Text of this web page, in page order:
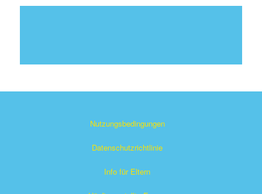
Nutzungsbedingungen
Datenschutzrichtlinie
Info für Eltern